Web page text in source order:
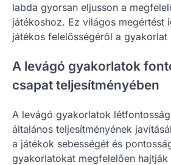
labda gyorsan eljusson a
játékoshoz. Ez világos megértést
játékos felelősségéről a gyakorlat
A levágó gyakorlatok
csapat teljesítményében
A levágó gyakorlatok
általános teljesítményének
a játékok sebességét és
gyakorlatokat megfelelően hajtják